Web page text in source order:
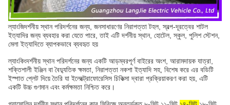
ল্যাংজিদর্শনীয় স্থান পরিদর্শনের জন্য, জনসাধারণের নিরাপত্তা টহল, স্বল্প-দূরত্বের শাটল
ইত্যাদির জন্য ব্যবহার করা যেতে পারে, তাই এটি দর্শনীয় স্থান, হোটেল, স্কুল, পুলিশ স্টেশন,
মেলা ইত্যাদিতে ব্যাপকভাবে ব্যবহৃত হয়
ল্যাংকিংদর্শনীয় স্থান পরিদর্শনের জন্য একটি আড়ম্বরপূর্ণ বাইরের অংশ, আরামদায়ক যাত্রা,
শক্তিশালী ইঞ্জিন বা বৈদ্যুতিক ক্ষমতা, নিরাপত্তা নকশা ইত্যাদি সহ, বিশেষ করে এর বডিটি
ইস্পাত প্লেট দিয়ে তৈরি যা ইলেক্ট্রোফোরেসিস চিকিত্সা দ্বারা প্রক্রিয়াকরণ করা হয়, এটি
একটি উচ্চ গুণমান এবং কর্মক্ষমতা নিশ্চিত করে।